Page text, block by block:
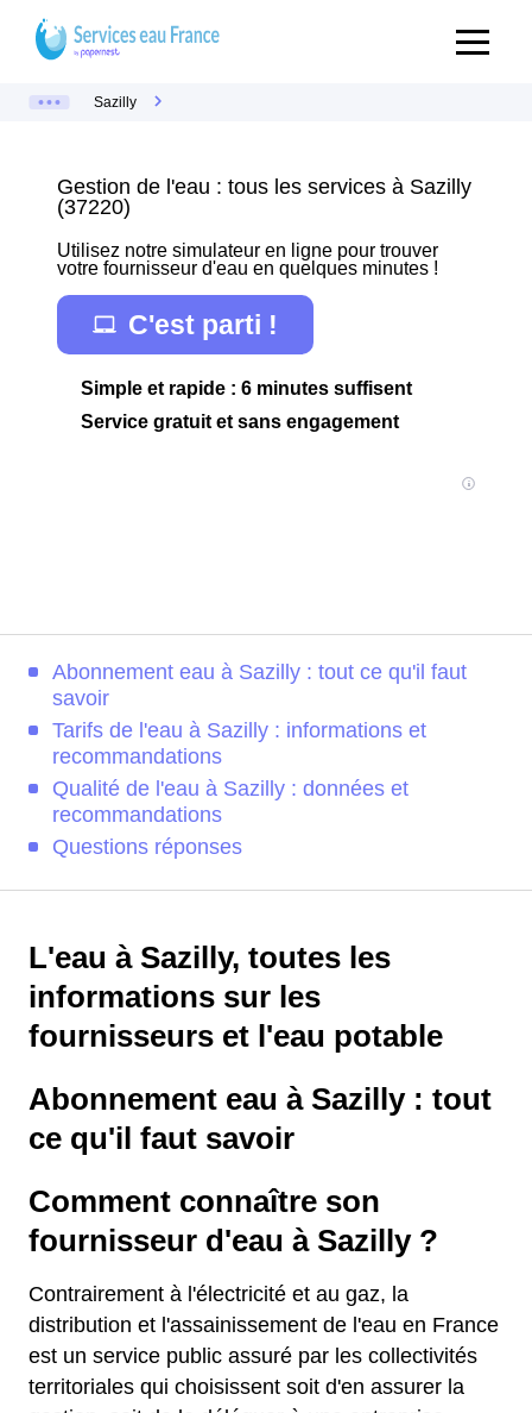
Sazilly
Gestion de l'eau : tous les services à Sazilly
(37220)
Utilisez notre simulateur en ligne pour trouver
votre fournisseur d'eau en quelques minutes !
C'est parti !
Simple et rapide : 6 minutes suffisent
Service gratuit et sans engagement
Abonnement eau à Sazilly : tout ce qu'il faut
savoir
Tarifs de l'eau à Sazilly : informations et
recommandations
Qualité de l'eau à Sazilly : données et
recommandations
Questions réponses
L'eau à Sazilly, toutes les
informations sur les
fournisseurs et l'eau potable
Abonnement eau à Sazilly : tout
ce qu'il faut savoir
Comment connaître son
fournisseur d'eau à Sazilly ?
Contrairement à l'électricité et au gaz, la
distribution et l'assainissement de l'eau en France
est un service public assuré par les collectivités
territoriales qui choisissent soit d'en assurer la